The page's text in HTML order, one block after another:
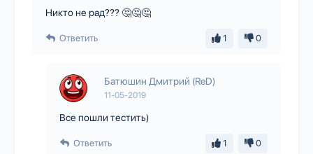
Никто не рад??? 🤔🤔🤔
Ответить 1 0
Батюшин Дмитрий (ReD)
11-05-2019
Все пошли тестить)
Ответить 1 0